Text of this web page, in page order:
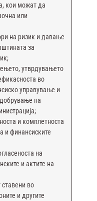
кои можат да
или
на ризик и давање
за
утврдувањето
во
управување и
на
и комплетноста
и финансиските
на
и актите на
во
и другите